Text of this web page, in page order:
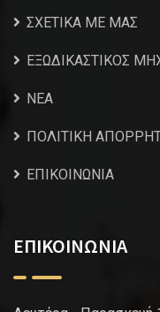
ΣΧΕΤΙΚΑ ΜΕ ΜΑΣ
ΕΞΩΔΙΚΑΣΤΙΚΟΣ
NEA
ΠΟΛΙΤΙΚΗ
ΕΠΙΚΟΙΝΩΝΙΑ
ΕΠΙΚΟΙΝΩΝΙΑ